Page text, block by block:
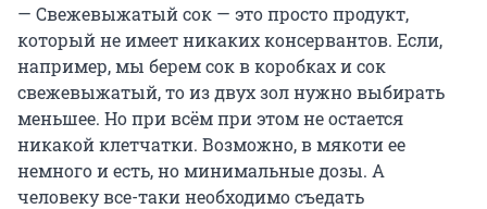
— Свежевыжатый сок — это просто продукт,
который не имеет никаких консервантов. Если,
например, мы берем сок в коробках и сок
свежевыжатый, то из двух зол нужно выбирать
меньшее. Но при всём при этом не остается
никакой клетчатки. Возможно, в мякоти ее
немного и есть, но минимальные дозы. А
человеку все-таки необходимо съедать